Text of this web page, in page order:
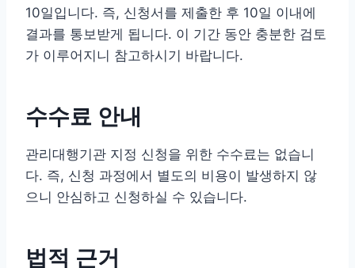
10일입니다. 즉, 신청서를 제출한 후 10일 이내에
결과를 통보받게 됩니다. 이 기간 동안 충분한 검토
가 이루어지니 참고하시기 바랍니다.
수수료 안내
관리대행기관 지정 신청을 위한 수수료는 없습니
다. 즉, 신청 과정에서 별도의 비용이 발생하지 않
으니 안심하고 신청하실 수 있습니다.
법적 근거